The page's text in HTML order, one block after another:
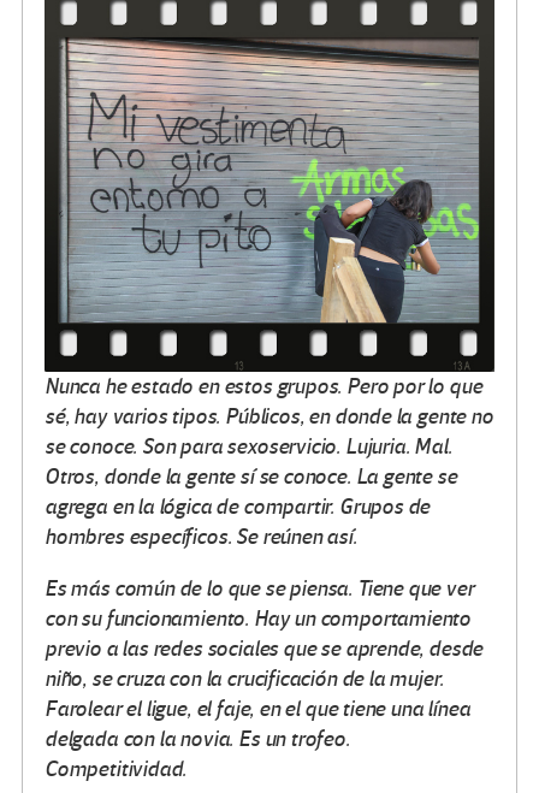
Nunca he estado en estos grupos. Pero por lo que
sé, hay varios tipos. Públicos, en donde la gente no
se conoce. Son para sexoservicio. Lujuria. Mal.
Otros, donde la gente sí se conoce. La gente se
agrega en la lógica de compartir. Grupos de
hombres específicos. Se reúnen así.
Es más común de lo que se piensa. Tiene que ver
con su funcionamiento. Hay un comportamiento
previo a las redes sociales que se aprende, desde
niño, se cruza con la crucificación de la mujer.
Farolear el ligue, el faje, en el que tiene una línea
delgada con la novia. Es un trofeo.
Competitividad.